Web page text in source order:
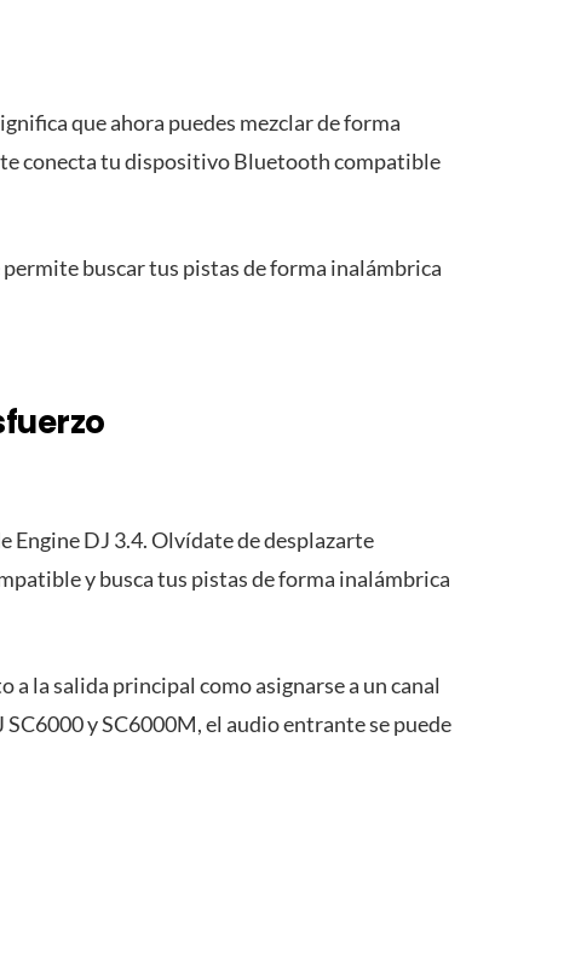
que ahora puedes mezclar de forma
conecta tu dispositivo Bluetooth compatible
buscar tus pistas de forma inalámbrica
Engine DJ 3.4. Olvídate de desplazarte
y busca tus pistas de forma inalámbrica
la salida principal como asignarse a un canal
y SC6000M, el audio entrante se puede